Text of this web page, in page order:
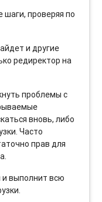
шаги, проверяя по
и другие
редиректор на
проблемы с
вновь, либо
Часто
прав для
и выполнит всю